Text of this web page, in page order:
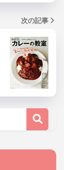
次の記事